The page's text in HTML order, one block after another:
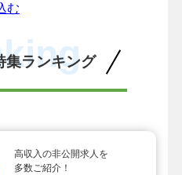
む
集ランキング
高収入の非公開求人を
多数ご紹介！